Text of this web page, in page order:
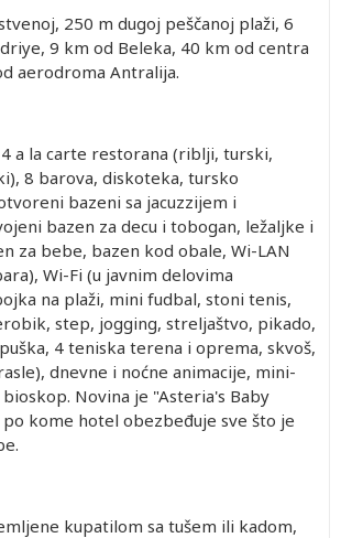
250 m dugoj peščanoj plaži, 6
9 km od Beleka, 40 km od centra
aerodroma Antralija.
a la carte restorana (riblji, turski,
8 barova, diskoteka, tursko
bazeni sa jacuzzijem i
bazen za decu i tobogan, ležaljke i
za bebe, bazen kod obale, Wi-LAN
Wi-Fi (u javnim delovima
na plaži, mini fudbal, stoni tenis,
step, jogging, streljaštvo, pikado,
4 teniska terena i oprema, skvoš,
dnevne i noćne animacije, mini-
Novina je "Asteria's Baby
kome hotel obezbeđuje sve što je
kupatilom sa tušem ili kadom,